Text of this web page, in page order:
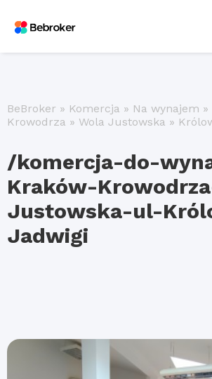
BeBroker » Komercja » Na wynajem »
Krowodrza » Wola Justowska »
/komercja-do-
Kraków-
Justowska-ul-
Jadwigi